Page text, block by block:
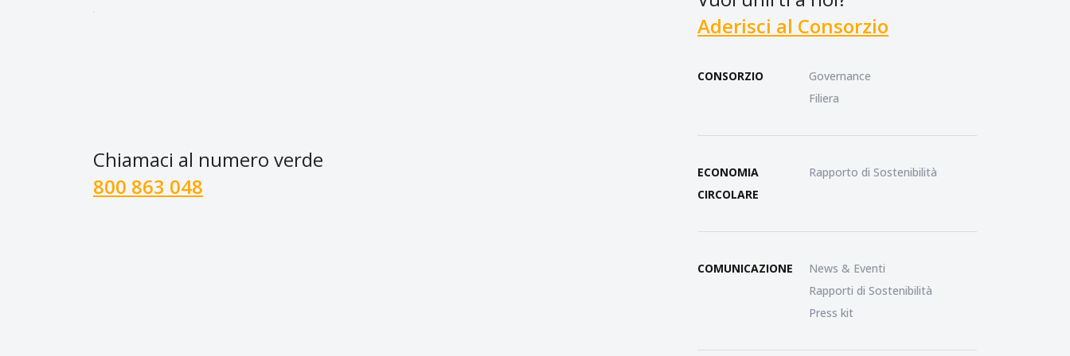
Chiamaci al numero verde
800 863 048
Aderisci al Consorzio
CONSORZIO
Governance
Filiera
ECONOMIA
CIRCOLARE
Rapporto di Sostenibilità
COMUNICAZIONE
News & Eventi
Rapporti di Sostenibilità
Press kit